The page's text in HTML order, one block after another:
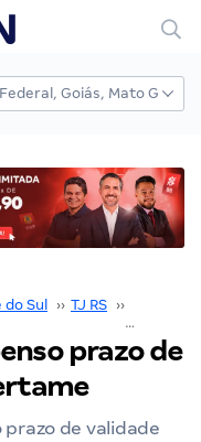
Sul ›› TJ RS ››
prazo de
prazo de validade